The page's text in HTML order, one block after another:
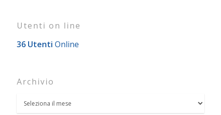
Utenti on line
36 Utenti Online
Archivio